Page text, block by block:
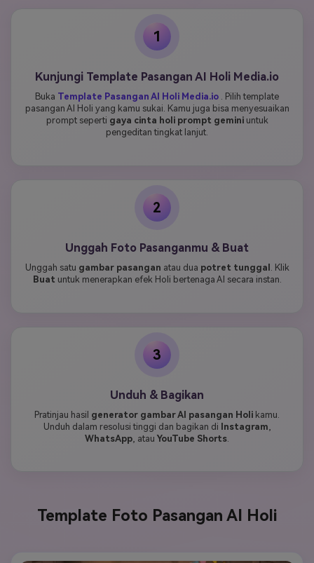
1
Kunjungi Template Pasangan AI Holi Media.io
Buka Template Pasangan AI Holi Media.io . Pilih template
pasangan AI Holi yang kamu sukai. Kamu juga bisa menyesuaikan
prompt seperti gaya cinta holi prompt geminiuntuk
pengeditan tingkat lanjut.
2
Unggah Foto Pasanganmu & Buat
Unggah satu gambar pasangan atau dua potret tunggal . Klik
Buat untuk menerapkan efek Holi bertenaga AI secara instan.
3
Unduh & Bagikan
Pratinjau hasil generator gambar AI pasangan Holi kamu.
Unduh dalam resolusi tinggi dan bagikan di Instagram
WhatsApp , atau YouTube Shorts
Template Foto Pasangan AI Holi